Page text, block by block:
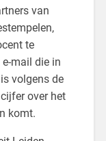
van
te
mail die in
volgens de
over het
komt.